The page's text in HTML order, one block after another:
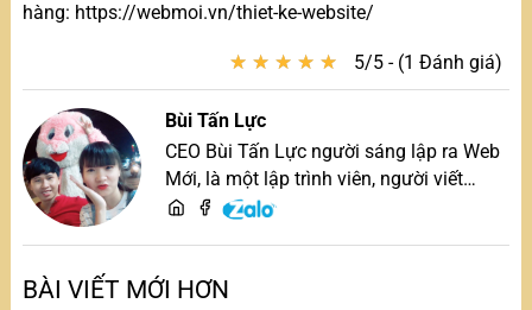
hàng: https://webmoi.vn/thiet-ke-website/
★ ★ ★ ★ ★
★ ★ ★ ★ ★ 5/5 - (1 Đánh giá)
Bùi Tấn Lực
CEO Bùi Tấn Lực người sáng lập ra Web
Mới, là một lập trình viên, người viết
content, chuyên tư vấn các vấn đề về
BÀI VIẾT MỚI HƠN